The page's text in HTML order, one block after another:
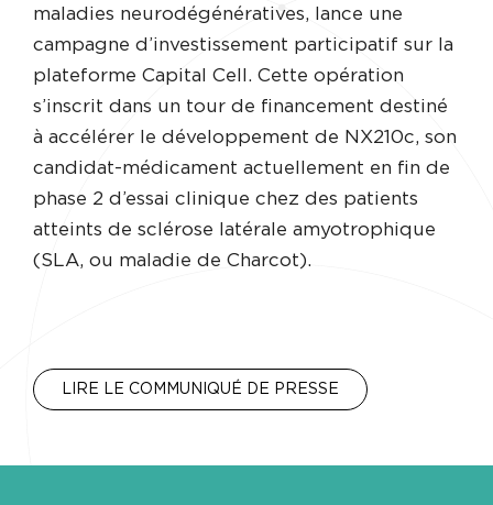
maladies neurodégénératives, lance une
campagne d’investissement participatif sur la
plateforme Capital Cell. Cette opération
s’inscrit dans un tour de financement destiné
à accélérer le développement de NX210c, son
candidat-médicament actuellement en fin de
phase 2 d’essai clinique chez des patients
atteints de sclérose latérale amyotrophique
(SLA, ou maladie de Charcot).
LIRE LE COMMUNIQUÉ DE PRESSE